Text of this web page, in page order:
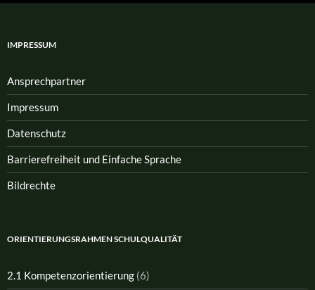
IMPRESSUM
Ansprech­partner
Impressum
Datenschutz
Barrierefreiheit und Einfache Sprache
Bildrechte
ORIENTIERUNGSRAHMEN SCHULQUALITÄT
2.1 Kompetenzorientierung (6)